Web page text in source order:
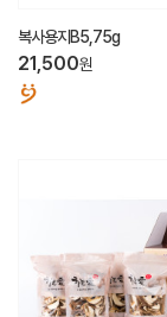
복사용지B5,75g
21,500원